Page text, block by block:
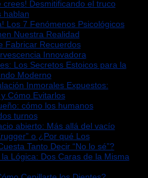
crees! Desmitificando el truco
hablan
Los 7 Fenómenos Psicológicos
Nuestra Realidad
Fabricar Recuerdos
Innovadora
Los Secretos Estoicos para la
Moderno
Inmorales Expuestos:
Cómo Evitarlos
cómo los humanos
turnos
abierto: Más allá del vacío
o ¿Por qué Los
Tanto Decir “No lo sé”?
la Lógica: Dos Caras de la Misma